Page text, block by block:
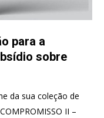
para a
sobre
da sua coleção de
II –